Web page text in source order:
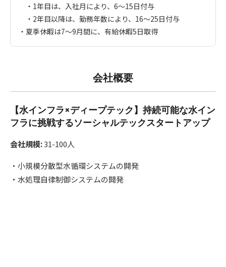
・1年目は、入社月により、6～15日付与
・2年目以降は、勤務年数により、16～25日付与
・夏季休暇は7〜9月間に、有給休暇5日取得
会社概要
【水インフラ×ディープテック】持続可能な水イン
フラに挑戦するソーシャルテックスタートアップ
会社規模:31-100人
・小規模分散型水循環システムの開発
・水処理自律制御システムの開発